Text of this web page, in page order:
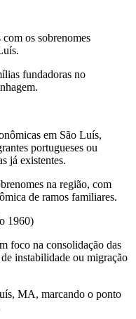
os sobrenomes
fundadoras no
em São Luís,
portugueses ou
já existentes.
na região, com
de ramos familiares.
1960)
foco na consolidação das
instabilidade ou migração
MA, marcando o ponto